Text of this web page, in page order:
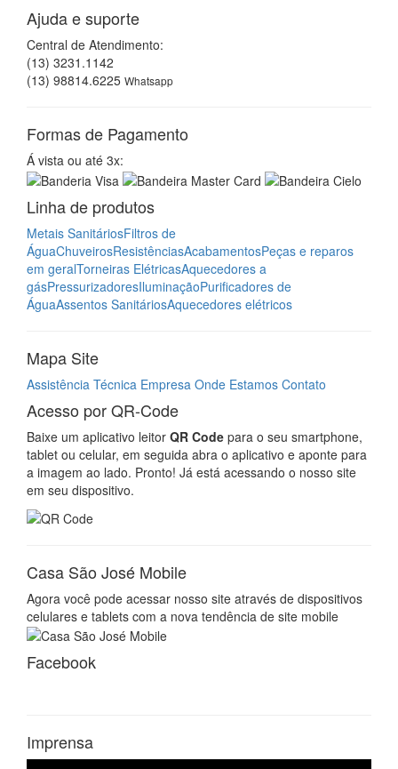
Água Chuveiros Resistências
em geralTorneiras Elétricas
gásPressurizadoresIluminação
ÁguaAssentos Sanitários
Assistência Técnica Empresa
Acesso por QR-Code
tablet ou celular, em seguida abra o aplicativo e aponte para
a imagem ao lado. Pronto! Já está acessando o nosso site
em seu dispositivo.
Agora você pode acessar nosso site através de dispositivos
celulares e tablets com a nova tendência de site mobile
Facebook
Imprensa